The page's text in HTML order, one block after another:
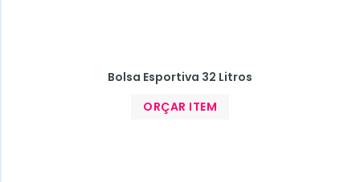
Bolsa Esportiva 32 Litros
ORÇAR ITEM